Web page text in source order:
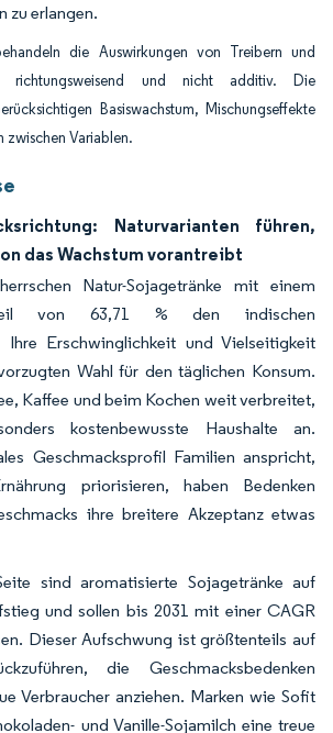
zu erlangen.
die Auswirkungen von Treibern und
richtungsweisend und nicht additiv. Die
Basiswachstum, Mischungseffekte
zwischen Variablen.
Naturvarianten führen,
das Wachstum vorantreibt
Natur-Sojagetränke mit einem
von 63,71 % den indischen
Ihre Erschwinglichkeit und Vielseitigkeit
Wahl für den täglichen Konsum.
Kaffee und beim Kochen weit verbreitet,
kostenbewusste Haushalte an.
Geschmacksprofil Familien anspricht,
priorisieren, haben Bedenken
ihre breitere Akzeptanz etwas
sind aromatisierte Sojagetränke auf
und sollen bis 2031 mit einer CAGR
Dieser Aufschwung ist größtenteils auf
die Geschmacksbedenken
Verbraucher anziehen. Marken wie Sofit
und Vanille-Sojamilch eine treue